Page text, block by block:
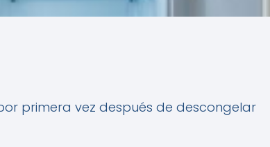
primera vez después de descongelar